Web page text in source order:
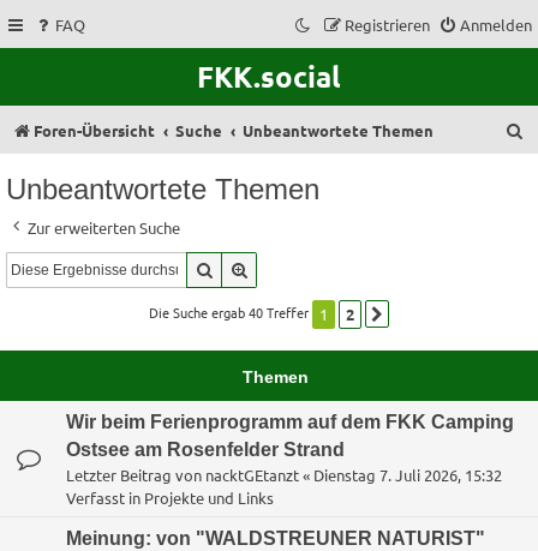
FAQ Anmelden
Registrieren
FKK.social
Foren-Übersicht Suche Unbeantwortete Themen
Unbeantwortete Themen
Zur erweiterten Suche
Suche
Die Suche ergab 40 Treffer 1 2
Themen
Wir beim Ferienprogramm auf dem FKK Camping
Ostsee am Rosenfelder Strand
Letzter Beitrag von nacktGEtanzt« Dienstag 7. Juli 2026, 15:32
Verfasst in Projekte und Links
Meinung: von "WALDSTREUNER NATURIST"